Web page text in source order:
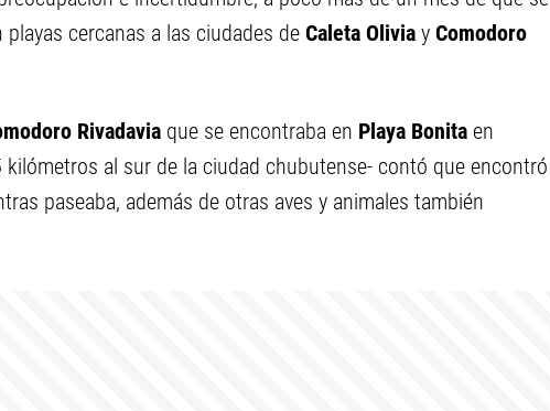
cercanas a las ciudades de Caleta Olivia y Comodoro
Rivadavia que se encontraba en Playa Bonita en
al sur de la ciudad chubutense- contó que encontró
paseaba, además de otras aves y animales también